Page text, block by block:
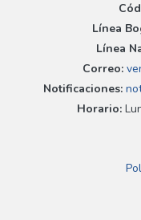
Línea
Línea
Correo:
Notificaciones:
Horario: